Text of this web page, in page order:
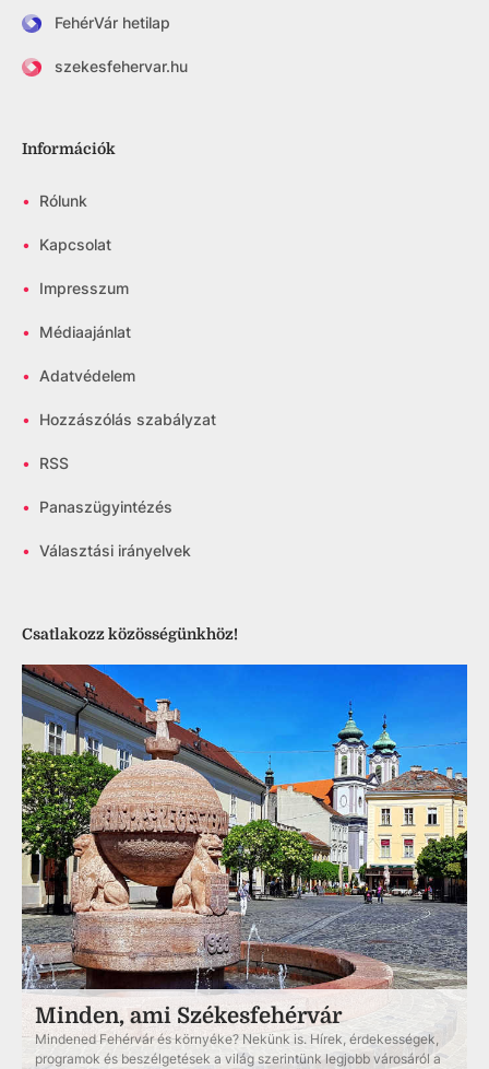
FehérVár hetilap
szekesfehervar.hu
Információk
• Rólunk
• Kapcsolat
• Impresszum
• Médiaajánlat
• Adatvédelem
• Hozzászólás szabályzat
• RSS
• Panaszügyintézés
• Választási irányelvek
Csatlakozz közösségünkhöz!
Minden, ami Székesfehérvár
Mindened Fehérvár és környéke? Nekünk is. Hírek, érdekességek,
programok és beszélgetések a világ szerintünk legjobb városáról a